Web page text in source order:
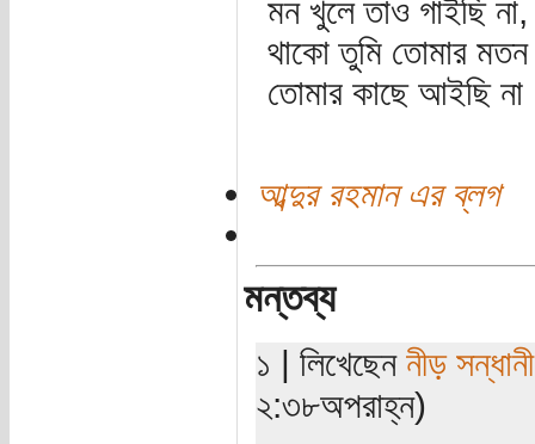
মন খুলে তাও গাইছি না,
থাকো তুমি তোমার মতন
তোমার কাছে আইছি
আব্দুর রহমান এর ব্লগ
মন্তব্য
১ | লিখেছেন নীড় সন্ধানী
২:৩৮অপরাহ্ন)